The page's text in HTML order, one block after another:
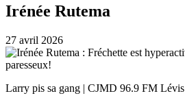
Irénée Rutema
27 avril 2026
Larry pis sa gang | CJMD 96.9 FM Lévis